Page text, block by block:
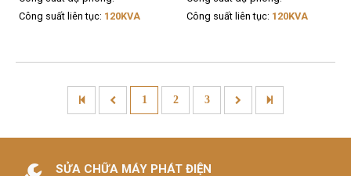
Công suất liên tục: 120KVA
Công suất liên tục: 120KVA
1 2 3
SỬA CHỮA MÁY PHÁT ĐIỆN